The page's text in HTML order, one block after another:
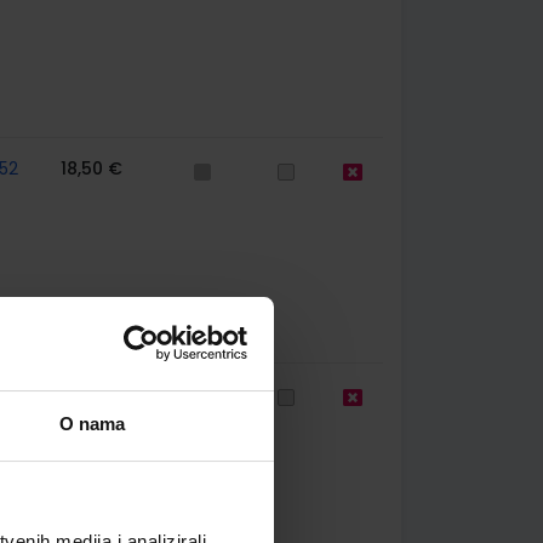
O nama
18,50 €
12,00 €